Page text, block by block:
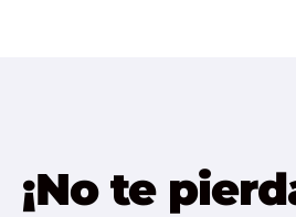
¡No te